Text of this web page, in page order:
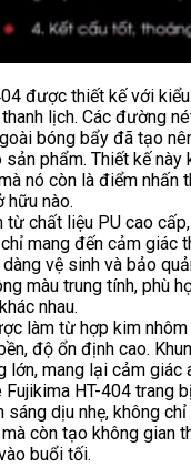
được thiết kế với
lịch. Các đường
bóng bẩy đã tạo
phẩm. Thiết kế này
nó còn là điểm nhấn
hữu nào.
từ chất liệu PU cao
chỉ mang đến cảm giác
vệ sinh và bảo
màu trung tính, phù
nhau.
làm từ hợp kim
độ ổn định cao.
lớn, mang lại cảm giác
Fujikima HT-404 trang
sáng dịu nhẹ, không
còn tạo không gian
buổi tối.